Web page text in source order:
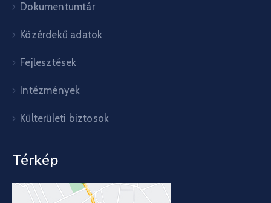
Dokumentumtár
Közérdekű adatok
Fejlesztések
Intézmények
Külterületi biztosok
Térkép